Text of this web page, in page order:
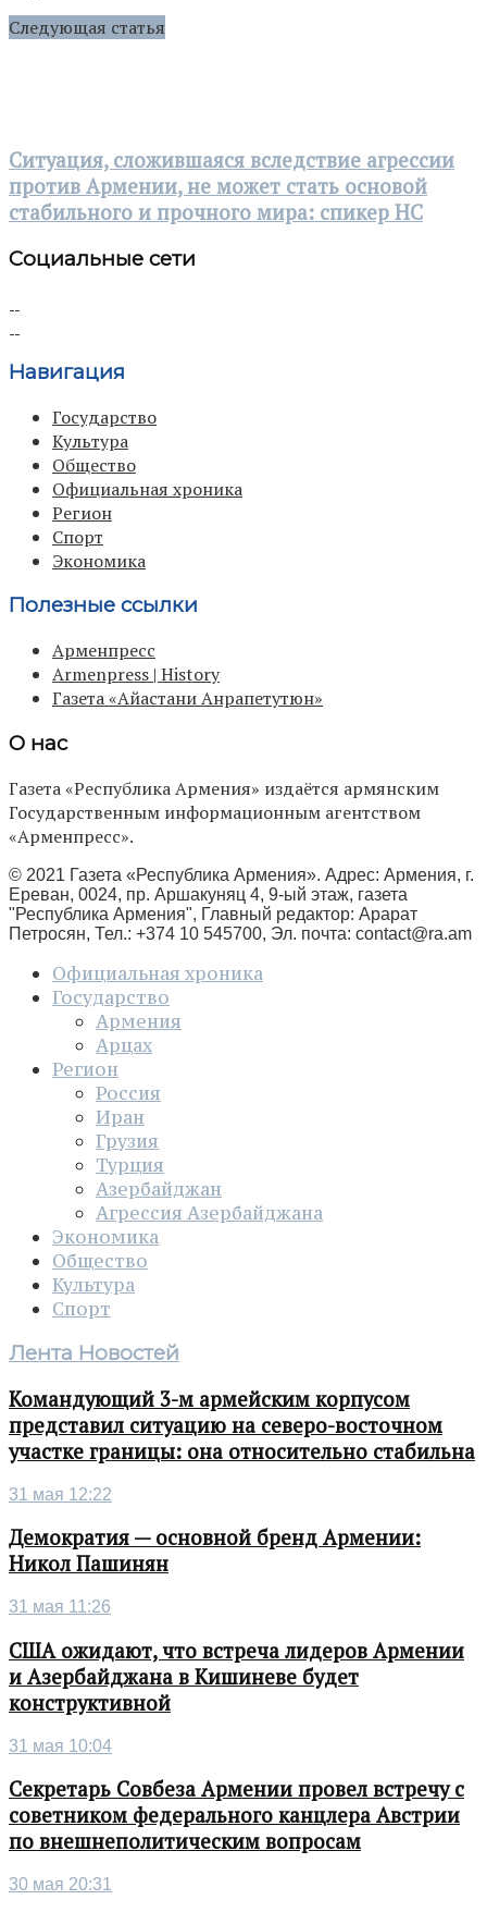
Следующая статья
Ситуация, сложившаяся вследствие агрессии
против Армении, не может стать основой
стабильного и прочного мира: спикер НС
Социальные сети
Навигация
Государство
Культура
Общество
Официальная хроника
Регион
Спорт
Экономика
Полезные ссылки
Арменпресс
Armenpress | History
Газета «Айастани Анрапетутюн»
О нас
Газета «Республика Армения» издаётся армянским
Государственным информационным агентством
«Арменпресс».
© 2021 Газета «Республика Армения». Адрес: Армения, г.
Ереван, 0024, пр. Аршакуняц 4, 9-ый этаж, газета
"Республика Армения", Главный редактор: Арарат
Петросян, Тел.: +374 10 545700, Эл. почта: contact@ra.am
Официальная хроника
Государство
Армения
Арцах
Регион
Россия
Иран
Грузия
Турция
Азербайджан
Агрессия Азербайджана
Экономика
Общество
Культура
Спорт
Лента Новостей
Командующий 3-м армейским корпусом
представил ситуацию на северо-восточном
участке границы: она относительно стабильна
31 мая 12:22
Демократия — основной бренд Армении:
Никол Пашинян
31 мая 11:26
США ожидают, что встреча лидеров Армении
и Азербайджана в Кишиневе будет
конструктивной
31 мая 10:04
Секретарь Совбеза Армении провел встречу с
советником федерального канцлера Австрии
по внешнеполитическим вопросам
30 мая 20:31